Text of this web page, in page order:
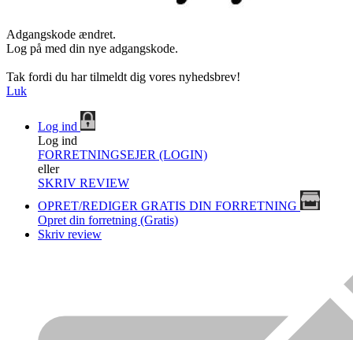
Adgangskode ændret.
Log på med din nye adgangskode.
Tak fordi du har tilmeldt dig vores nyhedsbrev!
Luk
Log ind
Log ind
FORRETNINGSEJER (LOGIN)
eller
SKRIV REVIEW
OPRET/REDIGER GRATIS DIN FORRETNING
Opret din forretning (Gratis)
Skriv review